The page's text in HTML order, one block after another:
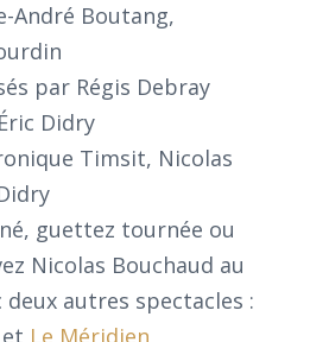
André Boutang,
par Régis Debray
Didry
Timsit, Nicolas
guettez tournée ou
Nicolas Bouchaud au
deux autres spectacles :